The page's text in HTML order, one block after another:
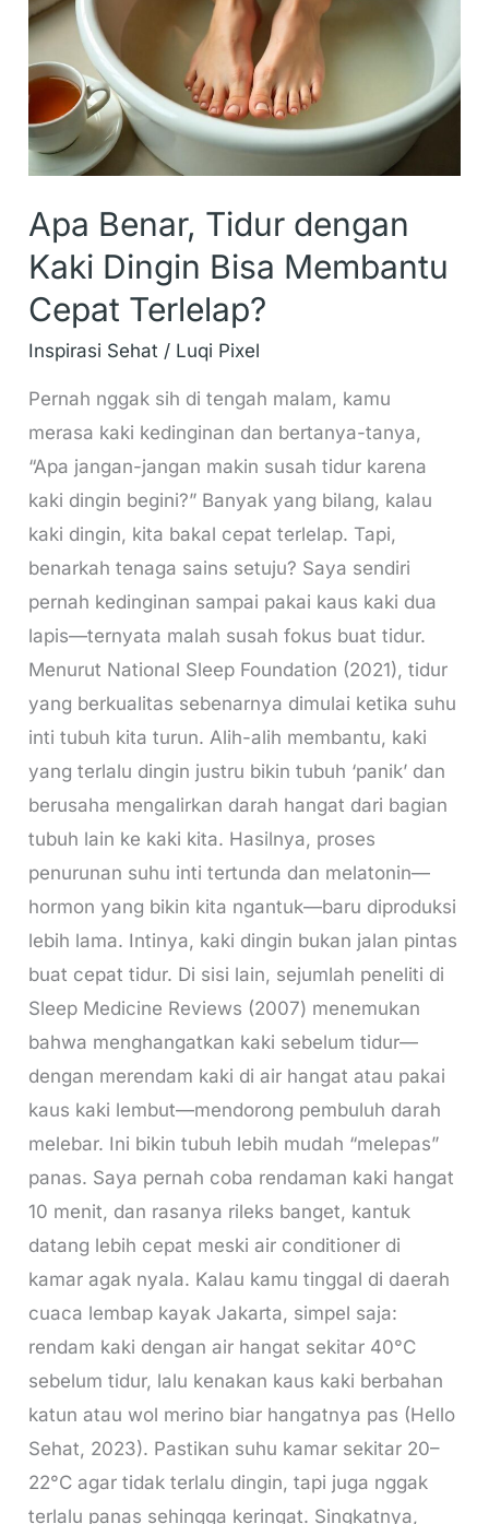
Apa Benar, Tidur dengan
Kaki Dingin Bisa Membantu
Cepat Terlelap?
Inspirasi Sehat / Luqi Pixel
Pernah nggak sih di tengah malam, kamu
merasa kaki kedinginan dan bertanya-tanya,
“Apa jangan-jangan makin susah tidur karena
kaki dingin begini?” Banyak yang bilang, kalau
kaki dingin, kita bakal cepat terlelap. Tapi,
benarkah tenaga sains setuju? Saya sendiri
pernah kedinginan sampai pakai kaus kaki dua
lapis—ternyata malah susah fokus buat tidur.
Menurut National Sleep Foundation (2021), tidur
yang berkualitas sebenarnya dimulai ketika suhu
inti tubuh kita turun. Alih-alih membantu, kaki
yang terlalu dingin justru bikin tubuh ‘panik’ dan
berusaha mengalirkan darah hangat dari bagian
tubuh lain ke kaki kita. Hasilnya, proses
penurunan suhu inti tertunda dan melatonin—
hormon yang bikin kita ngantuk—baru diproduksi
lebih lama. Intinya, kaki dingin bukan jalan pintas
buat cepat tidur. Di sisi lain, sejumlah peneliti di
Sleep Medicine Reviews (2007) menemukan
bahwa menghangatkan kaki sebelum tidur—
dengan merendam kaki di air hangat atau pakai
kaus kaki lembut—mendorong pembuluh darah
melebar. Ini bikin tubuh lebih mudah “melepas”
panas. Saya pernah coba rendaman kaki hangat
10 menit, dan rasanya rileks banget, kantuk
datang lebih cepat meski air conditioner di
kamar agak nyala. Kalau kamu tinggal di daerah
cuaca lembap kayak Jakarta, simpel saja:
rendam kaki dengan air hangat sekitar 40°C
sebelum tidur, lalu kenakan kaus kaki berbahan
katun atau wol merino biar hangatnya pas (Hello
Sehat, 2023). Pastikan suhu kamar sekitar 20–
22°C agar tidak terlalu dingin, tapi juga nggak
terlalu panas sehingga keringat. Singkatnya,
Kaki
Dingin
Bisa
Membantu
Cepat